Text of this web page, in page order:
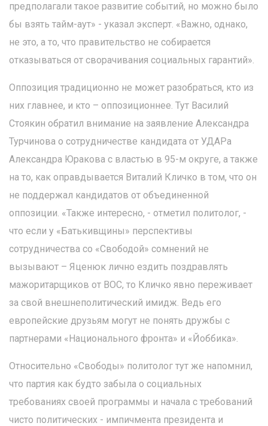
предполагали такое развитие событий, но можно было
бы взять тайм-аут» - указал эксперт. «Важно, однако,
не это, а то, что правительство не собирается
отказываться от сворачивания социальных гарантий».
Оппозиция традиционно не может разобраться, кто из
них главнее, и кто – оппозиционнее. Тут Василий
Стоякин обратил внимание на заявление Александра
Турчинова о сотрудничестве кандидата от УДАРа
Александра Юракова с властью в 95-м округе, а также
на то, как оправдывается Виталий Кличко в том, что он
не поддержал кандидатов от объединенной
оппозиции. «Также интересно, - отметил политолог, -
что если у «Батькивщины» перспективы
сотрудничества со «Свободой» сомнений не
вызывают – Яценюк лично ездить поздравлять
мажоритарщиков от ВОС, то Кличко явно переживает
за свой внешнеполитический имидж. Ведь его
европейские друзьям могут не понять дружбы с
партнерами «Национального фронта» и «Йоббика».
Относительно «Свободы» политолог тут же напомнил,
что партия как будто забыла о социальных
требованиях своей программы и начала с требований
чисто политических - импичмента президента и